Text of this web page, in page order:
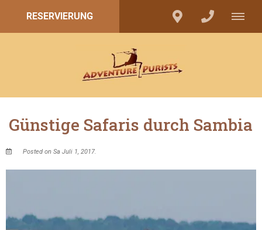
RESERVIERUNG
Günstige Safaris durch Sambia
Posted on Sa Juli 1, 2017.